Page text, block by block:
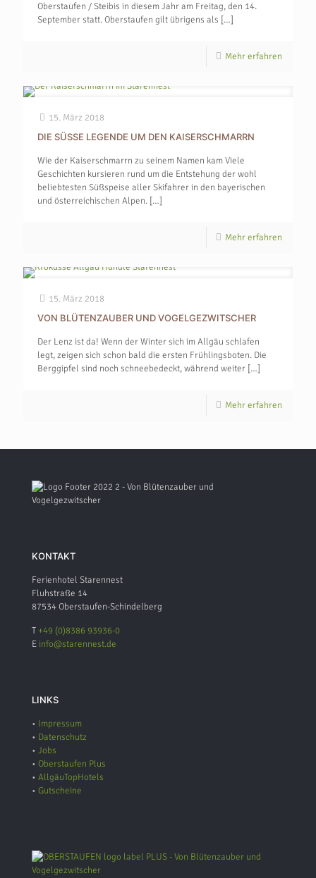
Oberstaufen / Steibis in diesem Jahr am Freitag, den 14.
September statt. Oberstaufen gilt übrigens als […]
Mehr erfahren
15. März 2018
DIE SÜSSE LEGENDE UM DEN KAISERSCHMARRN
Wie der Kaiserschmarrn zu seinem Namen kam Viele
Geschichten kursieren rund um die Entstehung der wohl
beliebtesten Süßspeise aller Skifahrer in den bayerischen
und österreichischen Alpen. […]
Mehr erfahren
15. März 2018
VON BLÜTENZAUBER UND VOGELGEZWITSCHER
Der Lenz ist da! Wenn der Winter sich im Allgäu schlafen
legt, zeigen sich schon bald die ersten Frühlingsboten. Die
Berggipfel sind noch schneebedeckt, während weiter […]
Mehr erfahren
KONTAKT
Ferienhotel Starennest
Fluhstraße 14
87534 Oberstaufen-Schindelberg
T +49 (0)8386 93936-0
E info@starennest.de
LINKS
• Impressum
• Datenschutz
• Jobs
• Oberstaufen Plus
• AllgäuTopHotels
• Gutscheine